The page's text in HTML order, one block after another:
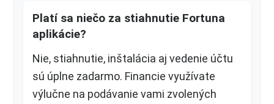
Platí sa niečo za stiahnutie Fortuna
aplikácie?
Nie, stiahnutie, inštalácia aj vedenie účtu
sú úplne zadarmo. Financie využívate
výlučne na podávanie vami zvolených